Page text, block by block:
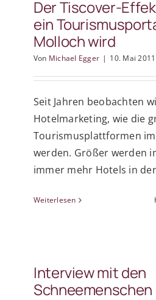
Top Expertise
Schreiben Sie uns
Wichtige Links
Der Tiscover-
ein
Molloch wird
Von Michael Egger | 10. Mai 2011
Seit Jahren beobachten
Hotelmarketing, wie die
Tourismusplattformen
werden. Größer werden
immer mehr Hotels in
Weiterlesen
Interview mit den
Schneemenschen